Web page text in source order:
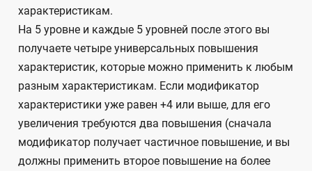
характеристикам.
На 5 уровне и каждые 5 уровней после этого вы
получаете четыре универсальных повышения
характеристик, которые можно применить к любым
разным характеристикам. Если модификатор
характеристики уже равен +4 или выше, для его
увеличения требуются два повышения (сначала
модификатор получает частичное повышение, и вы
должны применить второе повышение на более